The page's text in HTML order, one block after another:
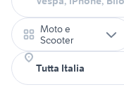
Moto e
Scooter